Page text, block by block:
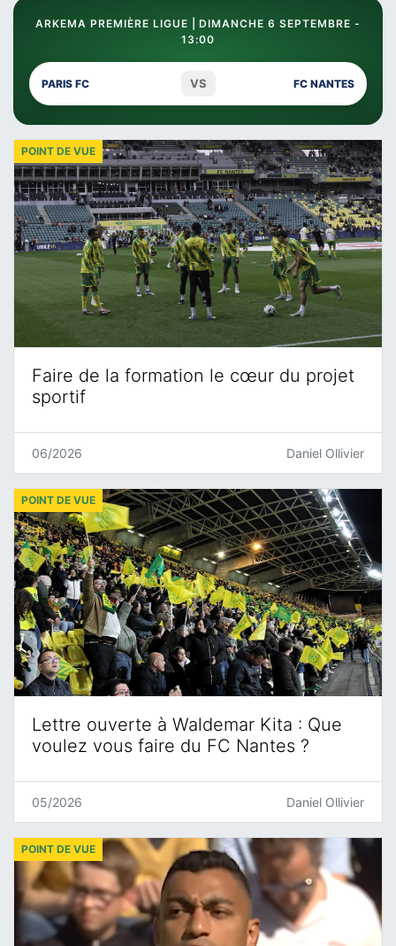
ARKEMA PREMIÈRE LIGUE | DIMANCHE 6 SEPTEMBRE -
13:00
PARIS FC VS FC NANTES
Faire de la formation le cœur du projet
sportif
POINT DE VUE
06/2026 Daniel Ollivier
Lettre ouverte à Waldemar Kita : Que
voulez vous faire du FC Nantes ?
POINT DE VUE
05/2026 Daniel Ollivier
POINT DE VUE